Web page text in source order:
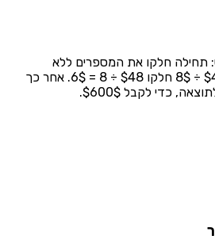
תחילה חלקו את המספרים ללא
האפסים. לדוגמה, ב-$4800 ÷ 8$ חלקו $48 ÷ 8 = 6$. אחר כך
כדי לקבל $600$.